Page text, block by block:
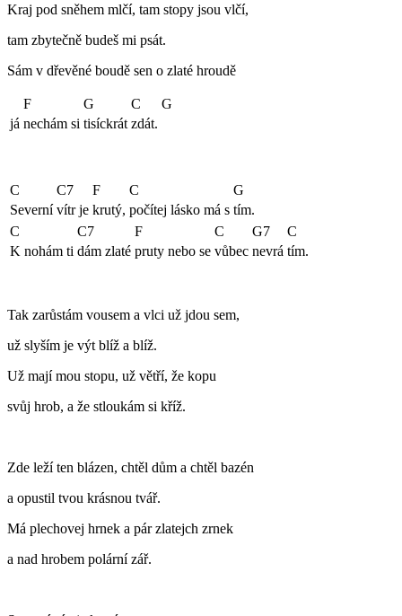
Kraj pod sněhem mlčí, tam stopy jsou vlčí,
tam zbytečně budeš mi psát.
Sám v dřevěné boudě sen o zlaté hroudě
F G C
G
já nechám si tisíckrát zdát.
C C7 F C
G
Severní vítr je krutý, počítej lásko má s tím.
C
C7 F C G7
C
K nohám ti dám zlaté pruty nebo se vůbec nevrá tím.
Tak zarůstám vousem a vlci už jdou sem,
už slyším je výt blíž a blíž.
Už mají mou stopu, už větří, že kopu
svůj hrob, a že stloukám si kříž.
Zde leží ten blázen, chtěl dům a chtěl bazén
a opustil tvou krásnou tvář.
Má plechovej hrnek a pár zlatejch zrnek
a nad hrobem polární zář.